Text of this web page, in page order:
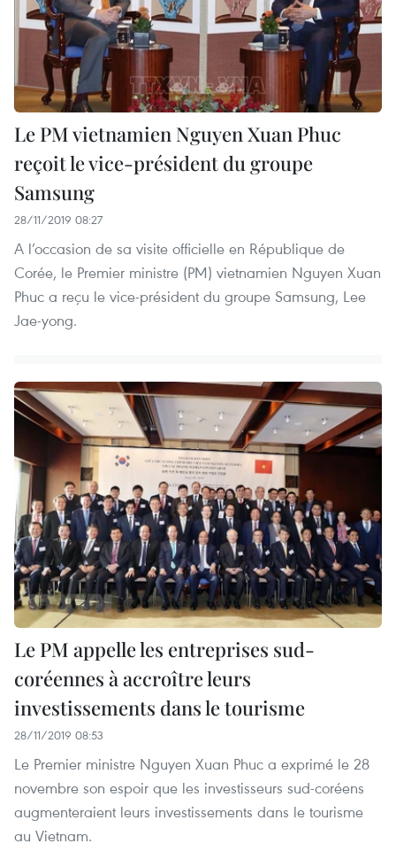
Le PM vietnamien Nguyen Xuan Phuc
reçoit le vice-président du groupe
Samsung
28/11/2019 08:27
A l’occasion de sa visite officielle en République de
Corée, le Premier ministre (PM) vietnamien Nguyen Xuan
Phuc a reçu le vice-président du groupe Samsung, Lee
Jae-yong.
Le PM appelle les entreprises sud-
coréennes à accroître leurs
investissements dans le tourisme
28/11/2019 08:53
Le Premier ministre Nguyen Xuan Phuc a exprimé le 28
novembre son espoir que les investisseurs sud-coréens
augmenteraient leurs investissements dans le tourisme
au Vietnam.